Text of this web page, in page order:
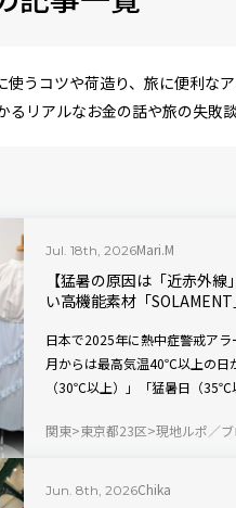
使うコツや荷造り、旅に便利な
るリアルなお金の話や旅の失敗
Jul. 18th, 2026Mari.M
【猛暑の原因は「近赤外
い高機能素材「
日本で2025年に熱中症警戒ア
月からは最高気温40℃以上の日
（30℃以上）」「猛暑日（35℃
対策も必要って知っていました
関東 東京都23区 現地ルポ／
Jun. 8th, 2026Chika